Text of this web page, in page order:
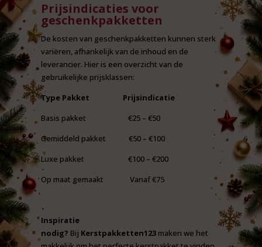
Prijsindicaties voor
geschenkpakketten
De kosten van geschenkpakketten kunnen sterk
variëren, afhankelijk van de inhoud en de
leverancier. Hier is een overzicht van de
gebruikelijke prijsklassen:
Type Pakket Prijsindicatie
Basis pakket €25 – €50
Gemiddeld pakket €50 – €100
Luxe pakket €100 – €200
Op maat gemaakt Vanaf €75
Inspiratie
nodig? Bij Kerstpakketten123maken we het